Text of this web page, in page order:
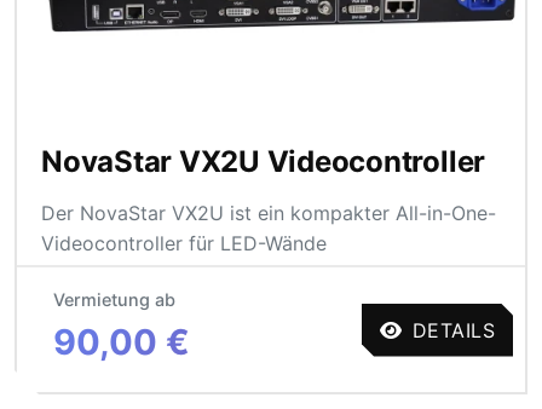
NovaStar VX2U Videocontroller
Der NovaStar VX2U ist ein kompakter All-in-One-
Videocontroller für LED-Wände
Vermietung ab
90,00 € DETAILS